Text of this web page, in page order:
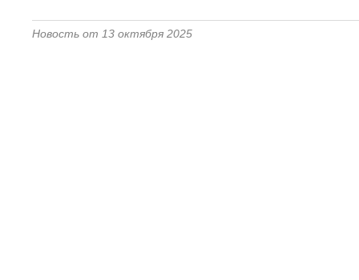
Новость от 13 октября 2025